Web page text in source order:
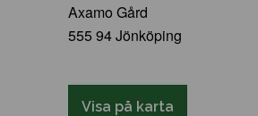
Axamo Gård
555 94 Jönköping
Visa på karta